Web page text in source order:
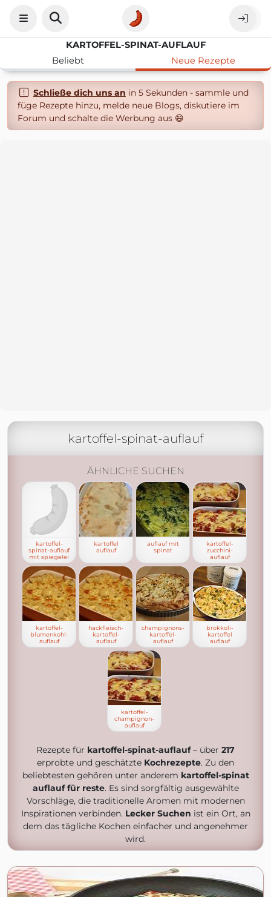
KARTOFFEL-SPINAT-AUFLAUF
Beliebt
Neue Rezepte
Schließe dich uns an in 5 Sekunden - sammle und
füge Rezepte hinzu, melde neue Blogs, diskutiere im
Forum und schalte die Werbung aus 😄
kartoffel-spinat-auflauf
ÄHNLICHE SUCHEN
kartoffel-
spinat-auflauf
mit spiegelei
kartoffel
auflauf
auflauf mit
spinat
kartoffel-
zucchini-
auflauf
kartoffel-
blumenkohl-
auflauf
hackfleisch-
kartoffel-
auflauf
champignons-
kartoffel-
auflauf
brokkoli-
kartoffel
auflauf
kartoffel-
champignon-
auflauf
Rezepte für kartoffel-spinat-auflauf– über 217
erprobte und geschätzte Kochrezepte. Zu den
beliebtesten gehören unter anderem kartoffel-spinat
auflauf für reste. Es sind sorgfältig ausgewählte
Vorschläge, die traditionelle Aromen mit modernen
Inspirationen verbinden. Lecker Suchen ist ein Ort, an
dem das tägliche Kochen einfacher und angenehmer
wird.